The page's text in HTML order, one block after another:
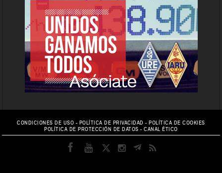
CONDICIONES DE USO - POLÍTICA DE PRIVACIDAD -POLÍTICA DE COOKIES
POLÍTICA DE PROTECCIÓN DE DATOS -CANAL ÉTICO